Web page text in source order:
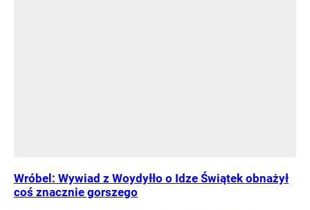
Wróbel: Wywiad z Woydyłło o Idze Świątek obnażył
coś znacznie gorszego